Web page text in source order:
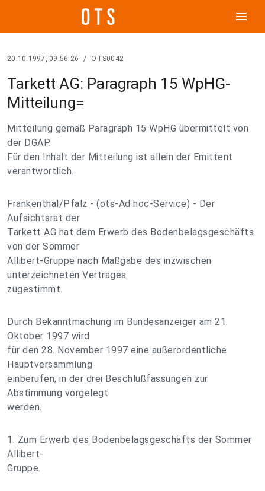
menu
20.10.1997, 09:56:26 / OTS0042
Tarkett AG: Paragraph 15 WpHG-
Mitteilung=
Mitteilung gemäß Paragraph 15 WpHG übermittelt von
der DGAP.
Für den Inhalt der Mitteilung ist allein der Emittent
verantwortlich.
Frankenthal/Pfalz - (ots-Ad hoc-Service) - Der
Aufsichtsrat der
Tarkett AG hat dem Erwerb des Bodenbelagsgeschäfts
von der Sommer
Allibert-Gruppe nach Maßgabe des inzwischen
unterzeichneten Vertrages
zugestimmt.
Durch Bekanntmachung im Bundesanzeiger am 21.
Oktober 1997 wird
für den 28. November 1997 eine außerordentliche
Hauptversammlung
einberufen, in der drei Beschlußfassungen zur
Abstimmung vorgelegt
werden.
1. Zum Erwerb des Bodenbelagsgeschäfts der Sommer
Allibert-
Gruppe.